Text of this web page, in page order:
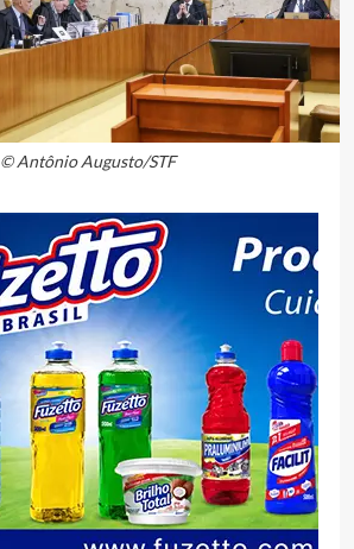
© Antônio Augusto/STF